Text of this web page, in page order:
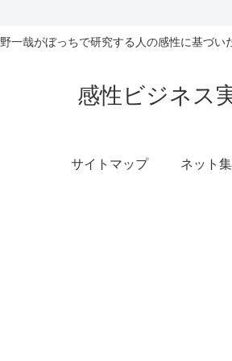
一哉がぼっちで研究する人の感性に基づい
感性ビジネス
サイトマップ